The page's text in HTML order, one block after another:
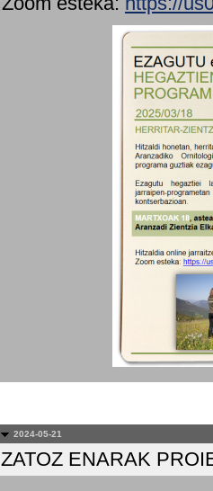
2024-05-21
ZATOZ ENARAK